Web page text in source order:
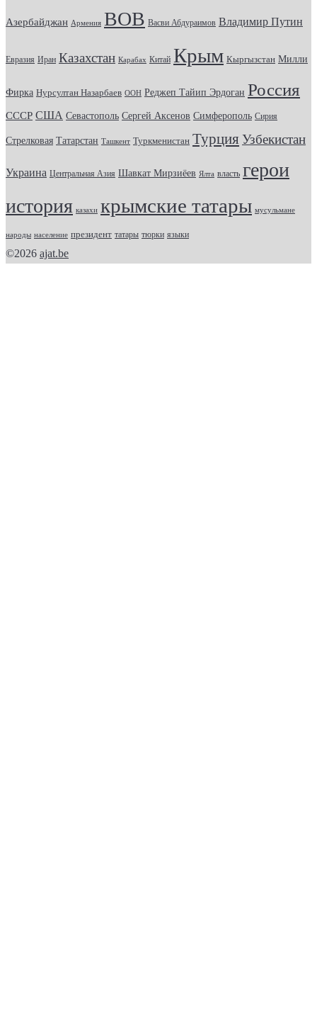
Азербайджан Армения ВОВ Васви Абдураимов Владимир Путин
Евразия Иран Казахстан Карабах Китай Крым Кыргызстан Милли
Фирка Нурсултан Назарбаев ООН Реджеп Тайип Эрдоган Россия
СССР США Севастополь Сергей Аксенов Симферополь Сирия
Стрелковая Татарстан Ташкент Туркменистан Турция Узбекистан
Украина Центральная Азия Шавкат Мирзиёев Ялта власть герои
история казахи крымские татары мусульмане
народы население президент татары тюрки языки
©2026 ajat.be